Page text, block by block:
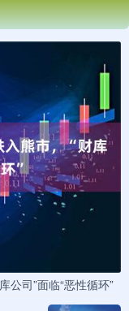
公司”面临“恶性循环”